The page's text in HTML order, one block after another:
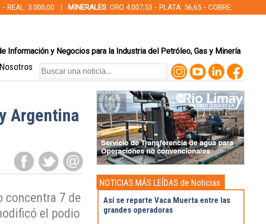
- REAL: 3.000,00 | MINERALES: ORO 4.007,53 - PLATA: 56,65 - COBRE:
Información y Negocios para la Industria del Petróleo, Gas y Minería
Nosotros
Argentina
concentra 7 de
el podio
NOTICIAS MÁS LEÍDAS de Noticias
Destacadas
Así se reparte Vaca Muerta entre las
grandes operadoras